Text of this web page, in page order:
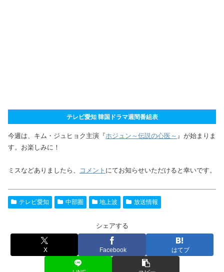
テレビ愛知 韓国ドラマ週間番組表
今週は、キム・ジュヒョク主演『ホジュン～伝説の心医～ 』が始まりま
す。お楽しみに！
ミスなどありましたら、 コメント にてお知らせいただけると幸いです。
テレビ愛知 中部圏 地上波 放送情報
シェアする
X Facebook はてブ